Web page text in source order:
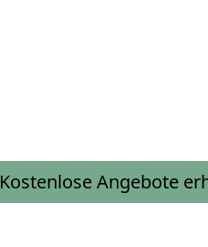
Kostenlose Angebote